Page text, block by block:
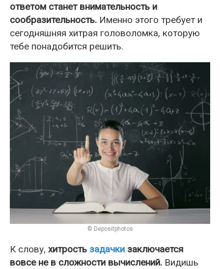
ответом станет внимательность и
сообразительность. Именно этого требует и
сегодняшняя хитрая головоломка, которую
тебе понадобится решить.
© Depositphotos
К слову, хитрость задачки заключается
вовсе не в сложности вычислений. Видишь